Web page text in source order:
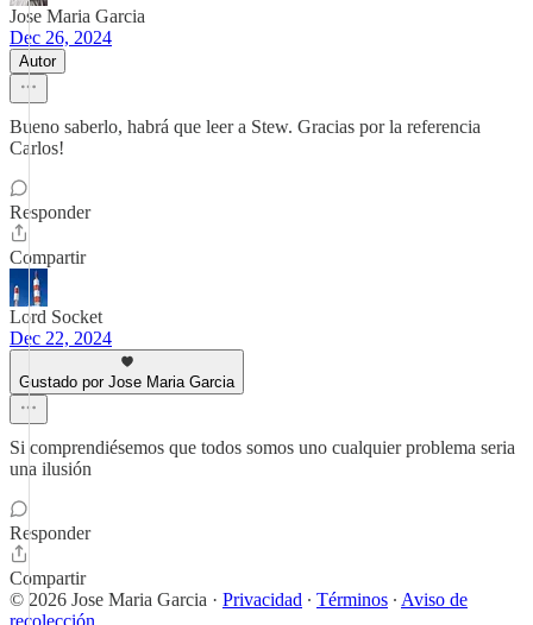
Jose Maria Garcia
Dec 26, 2024
Autor
Bueno saberlo, habrá que leer a Stew. Gracias por la referencia
Carlos!
Responder
Compartir
Lord Socket
Dec 22, 2024
Gustado por Jose Maria Garcia
Si comprendiésemos que todos somos uno cualquier problema seria
una ilusión
Responder
Compartir
© 2026 Jose Maria Garcia · Privacidad ∙ Términos ∙ Aviso de
recolección